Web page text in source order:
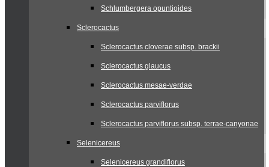
Schlumbergera opuntioides
Sclerocactus
Sclerocactus cloverae subsp. brackii
Sclerocactus glaucus
Sclerocactus mesae-verdae
Sclerocactus parviflorus
Sclerocactus parviflorus subsp. terrae-canyonae
Selenicereus
Selenicereus grandiflorus